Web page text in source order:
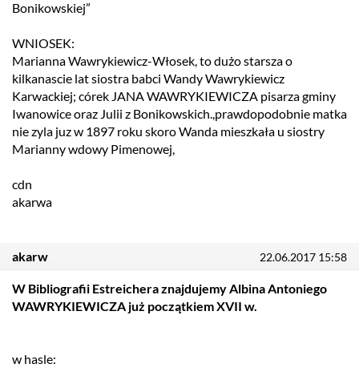
Bonikowskiej”
WNIOSEK:
Marianna Wawrykiewicz-Włosek, to dużo starsza o
kilkanascie lat siostra babci Wandy Wawrykiewicz
Karwackiej; córek JANA WAWRYKIEWICZA pisarza gminy
Iwanowice oraz Julii z Bonikowskich.,prawdopodobnie matka
nie zyla juz w 1897 roku skoro Wanda mieszkała u siostry
Marianny wdowy Pimenowej,
cdn
akarwa
akarw 22.06.2017 15:58
W Bibliografii Estreichera znajdujemy Albina Antoniego
WAWRYKIEWICZA już początkiem XVII w.
w hasle: